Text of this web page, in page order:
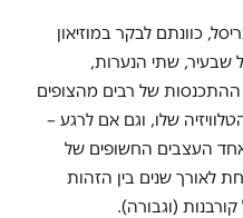
כוונתם לבקר במוזיאון
שבעיר, שתי הנערות,
ההתכנסות של רבים מהצופים
שלו, וגם אם לרגע –
העצבים החשופים של
שנים בין הזהות
(וגבורה).